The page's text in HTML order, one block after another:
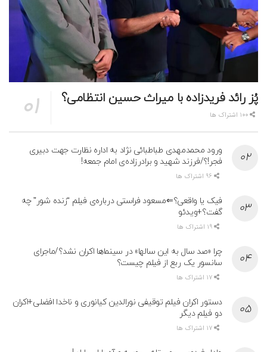
پُز رائد فریدزاده با میراث حسین انتظامی؟
ورود محمدمهدی طباطبائی نژاد به اداره نظارت جهت دبیری
فجر!؟/فرزند شهید و برادرزاده‌ی امام جمعه!
فیک یا واقعی؟⇐مسعود فراستی درباره‌ی فیلم “زنده شور” چه
گفت؟+ویدئو
چرا «صد سال به این سالها» در سینماها اکران نشد؟/ماجرای
سانسور یک ربع از فیلم چیست؟
دستور اکران فیلم توقیفی نورالدین کیانوری و ناخدا افضلی+اکران
دو فیلم دیگر